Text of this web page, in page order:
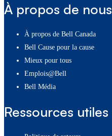
À propos de nous
À propos de Bell Canada
Bell Cause pour la cause
Mieux pour tous
Emplois@Bell
Bell Média
Ressources utiles